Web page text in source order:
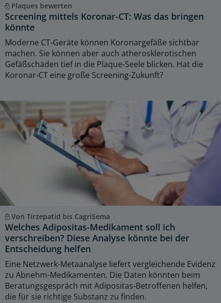
Plaques bewerten
Screening mittels Koronar-CT: Was das bringen
könnte
Moderne CT-Geräte können Koronargefäße sichtbar
machen. Sie können aber auch atherosklerotischen
Gefäßschäden tief in die Plaque-Seele blicken. Hat die
Koronar-CT eine große Screening-Zukunft?
Von Tirzepatid bis CagriSema
Welches Adipositas-Medikament soll ich
verschreiben? Diese Analyse könnte bei der
Entscheidung helfen
Eine Netzwerk-Metaanalyse liefert vergleichende Evidenz
zu Abnehm-Medikamenten. Die Daten könnten beim
Beratungsgespräch mit Adipositas-Betroffenen helfen,
die für sie richtige Substanz zu finden.